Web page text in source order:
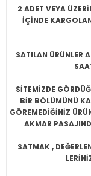
2 ADET VEYA
İÇİNDE
SATILAN ÜRÜNLER
SİTEMİZDE
BİR BÖLÜMÜNÜ
GÖREMEDİĞİNİZ
AKMAR
SATMAK ,